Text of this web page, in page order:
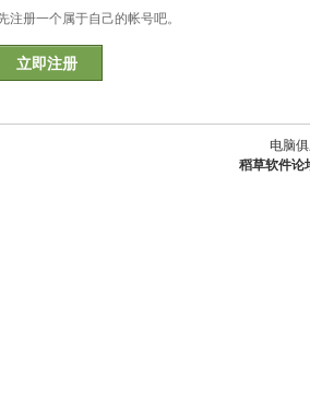
注册一个属于自己的帐号吧。
立即注册
电脑
稻草软件论